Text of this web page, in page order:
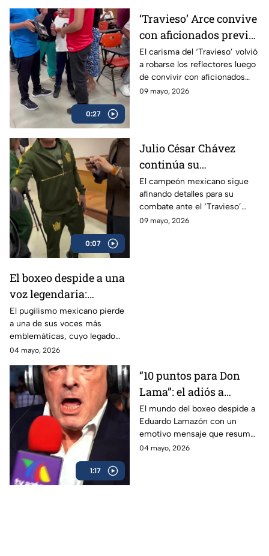
0:27
‘Travieso’ Arce convive
con aficionados previo
a su esperado combate
El carisma del ‘Travieso’ volvió
a robarse los reflectores luego
de convivir con aficionados
antes de subir al ring.
09 mayo, 2026
0:07
Julio César Chávez
continúa su
preparación para
enfrentar al ‘Travieso’
Arce
El campeón mexicano sigue
afinando detalles para su
combate ante el ‘Travieso’
Arce
09 mayo, 2026
El boxeo despide a una
voz legendaria:
Eduardo Lamazón
El pugilismo mexicano pierde
a una de sus voces más
emblemáticas, cuyo legado
marcó a generaciones.
04 mayo, 2026
1:17
“10 puntos para Don
Lama”: el adiós a
Eduardo Lamazón
El mundo del boxeo despide a
Eduardo Lamazón con un
emotivo mensaje que resume
su legado imborrable.
04 mayo, 2026